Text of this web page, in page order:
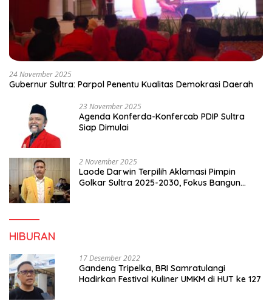
24 November 2025
Gubernur Sultra: Parpol Penentu Kualitas Demokrasi Daerah
23 November 2025
Agenda Konferda-Konfercab PDIP Sultra
Siap Dimulai
2 November 2025
Laode Darwin Terpilih Aklamasi Pimpin
Golkar Sultra 2025-2030, Fokus Bangun
HIBURAN
17 Desember 2022
Gandeng Tripelka, BRI Samratulangi
Hadirkan Festival Kuliner UMKM di HUT ke 127